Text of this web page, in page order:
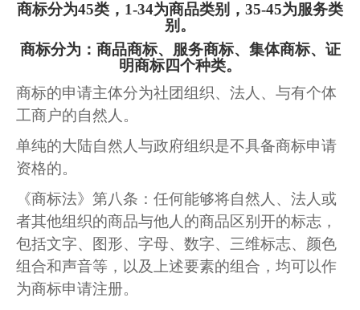
商标分为45类，1-34为商品类别，35-45为服务类
别。
商标分为：商品商标、服务商标、集体商标、证
明商标四个种类。
商标的申请主体分为社团组织、法人、与有个体
工商户的自然人。
单纯的大陆自然人与政府组织是不具备商标申请
资格的。
《商标法》第八条：任何能够将自然人、法人或
者其他组织的商品与他人的商品区别开的标志，
包括文字、图形、字母、数字、三维标志、颜色
组合和声音等，以及上述要素的组合，均可以作
为商标申请注册。